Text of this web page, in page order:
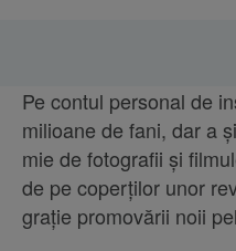
Pe contul personal de
milioane de fani, dar a
mie de fotografii și
de pe coperților unor
grație promovării noii